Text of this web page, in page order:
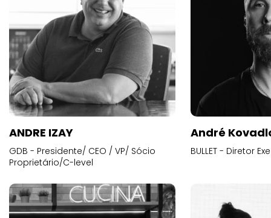
ANDRE IZAY
GDB - Presidente/ CEO / VP/ Sócio
Proprietário/C-level
André
BULLET - Diretor